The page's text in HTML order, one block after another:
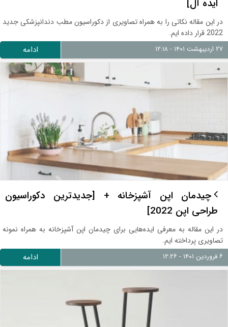
ایده آل]
در این مقاله نکاتی را به همراه تصاویری از دکوراسیون مطب دندانپزشکی جدید
2022 قرار داده ایم.
۲۷ اردیبهشت ۱۴۰۱ - ۱۲:۱۸ ادامه
چیدمان اپن آشپزخانه + [جدیدترین دکوراسیون
طراحی اپن 2022]
در این مقاله به معرفی ایده‌هایی برای چیدمان اپن آشپزخانه به همراه نمونه
تصاویری پرداخته ایم.
ادامه